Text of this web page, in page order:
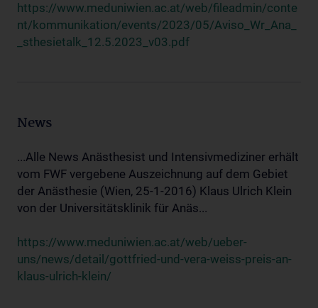
https://www.meduniwien.ac.at/web/fileadmin/conte
nt/kommunikation/events/2023/05/Aviso_Wr_Ana_
_sthesietalk_12.5.2023_v03.pdf
News
...Alle News Anästhesist und Intensivmediziner erhält
vom FWF vergebene Auszeichnung auf dem Gebiet
der Anästhesie (Wien, 25-1-2016) Klaus Ulrich Klein
von der Universitätsklinik für Anäs...
https://www.meduniwien.ac.at/web/ueber-
uns/news/detail/gottfried-und-vera-weiss-preis-an-
klaus-ulrich-klein/